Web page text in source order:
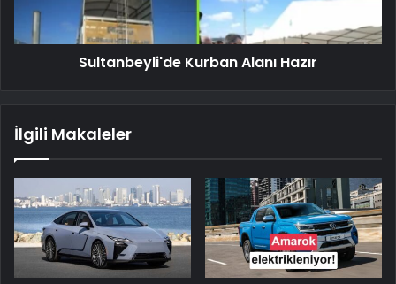
Sultanbeyli'de Kurban Alanı Hazır
İlgili Makaleler